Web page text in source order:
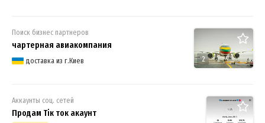
2
Поиск бизнес партнеров
чартерная авиакомпания
доставка из г.Киев
Аккаунты соц. сетей
Продам Тік ток акаунт